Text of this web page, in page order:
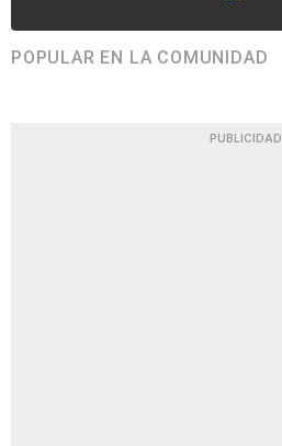
POPULAR EN LA COMUNIDAD
PUBLICIDAD